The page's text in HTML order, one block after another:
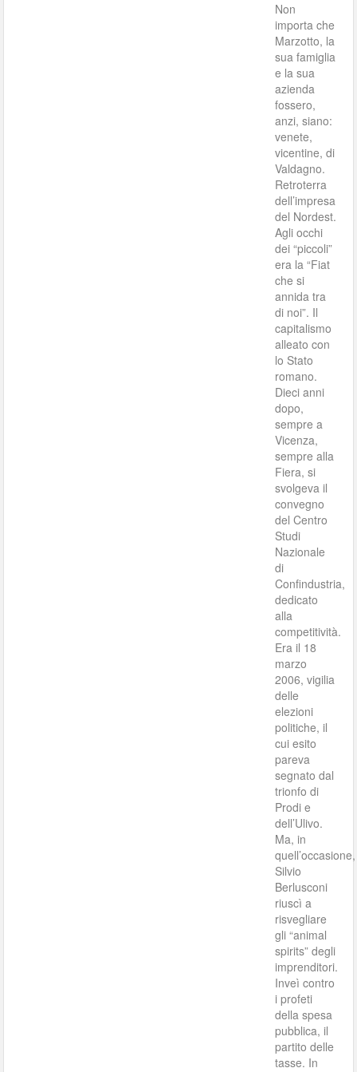
Non
importa che
Marzotto, la
sua famiglia
e la sua
azienda
fossero,
anzi, siano:
venete,
vicentine, di
Valdagno.
Retroterra
dell’impresa
del Nordest.
Agli occhi
dei “piccoli”
era la “Fiat
che si
annida tra
di noi”. Il
capitalismo
alleato con
lo Stato
romano.
Dieci anni
dopo,
sempre a
Vicenza,
sempre alla
Fiera, si
svolgeva il
convegno
del Centro
Studi
Nazionale
di
Confindustria,
dedicato
alla
competitività.
Era il 18
marzo
2006, vigilia
delle
elezioni
politiche, il
cui esito
pareva
segnato dal
trionfo di
Prodi e
dell’Ulivo.
Ma, in
quell’occasione,
Silvio
Berlusconi
riuscì a
risvegliare
gli “animal
spirits” degli
imprenditori.
Inveì contro
i profeti
della spesa
pubblica, il
partito delle
tasse. In